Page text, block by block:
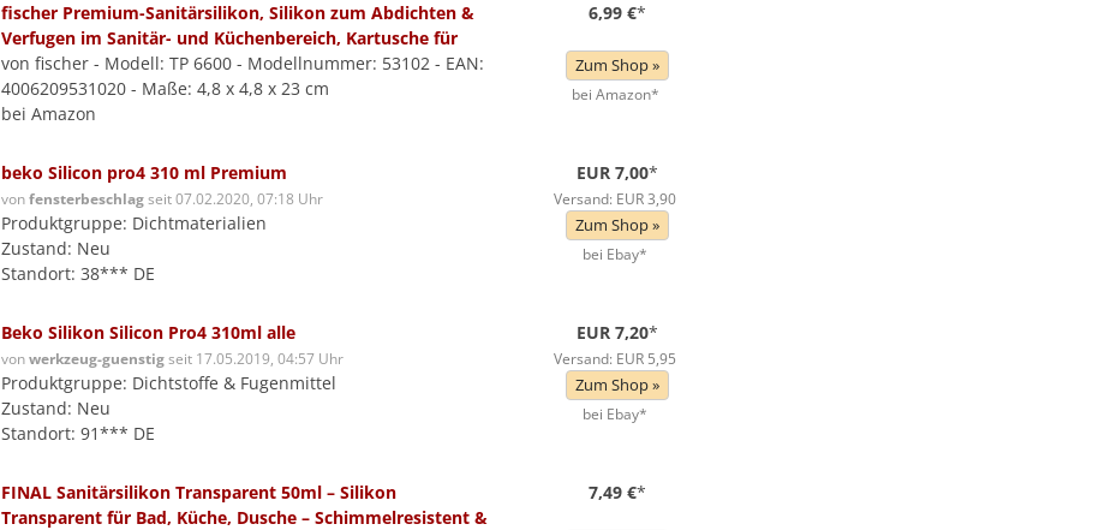
fischer Premium-Sanitärsilikon, Silikon zum Abdichten &
Verfugen im Sanitär- und Küchenbereich, Kartusche für
von fischer - Modell: TP 6600 - Modellnummer: 53102 - EAN:
4006209531020 - Maße: 4,8 x 4,8 x 23 cm
bei Amazon
6,99 €*
Zum Shop »
bei Amazon*
beko Silicon pro4 310 ml Premium
vonfensterbeschlagseit 07.02.2020, 07:18 Uhr
Produktgruppe: Dichtmaterialien
Zustand: Neu
Standort: 38*** DE
EUR 7,00*
Versand: EUR 3,90
Zum Shop »
bei Ebay*
Beko Silikon Silicon Pro4 310ml alle
vonwerkzeug-guenstigseit 17.05.2019, 04:57 Uhr
Produktgruppe: Dichtstoffe & Fugenmittel
Zustand: Neu
Standort: 91*** DE
EUR 7,20*
Versand: EUR 5,95
Zum Shop »
bei Ebay*
FINAL Sanitärsilikon Transparent 50ml – Silikon
Transparent für Bad, Küche, Dusche – Schimmelresistent &
7,49 €*